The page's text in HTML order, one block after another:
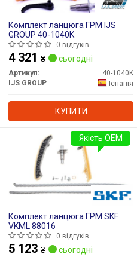
Комплект ланцюга ГРМ IJS
GROUP 40-1040K
0 відгуків
4 321 ₴ сьогодні
Артикул:
40-1040K
IJS GROUP
Іспанія
КУПИТИ
Комплект ланцюга ГРМ SKF
VKML 88016
0 відгуків
5 123 ₴ сьогодні
Якість OEM